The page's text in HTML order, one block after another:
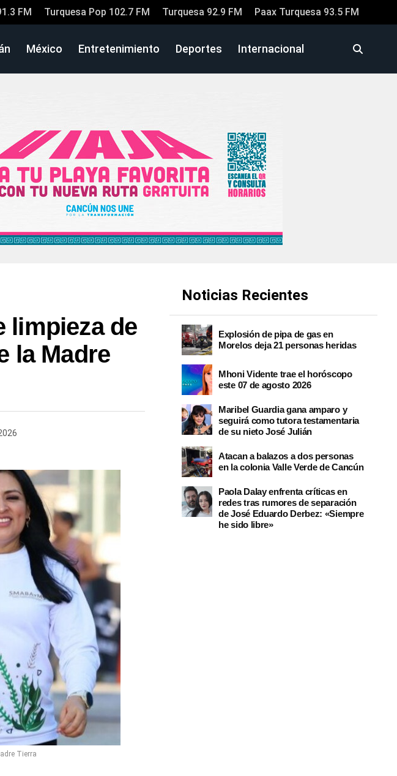
FM Turquesa Pop 102.7 FM Turquesa 92.9 FM Paax Turquesa 93.5 FM
México Entretenimiento Deportes Internacional
limpieza de
la Madre
Tierra
Noticias Recientes
Explosión de pipa de gas en
Morelos deja 21 personas heridas
Mhoni Vidente trae el horóscopo
este 07 de agosto 2026
Maribel Guardia gana amparo y
seguirá como tutora testamentaria
de su nieto José Julián
Atacan a balazos a dos personas
en la colonia Valle Verde de Cancún
Paola Dalay enfrenta críticas en
redes tras rumores de separación
de José Eduardo Derbez: «Siempre
he sido libre»